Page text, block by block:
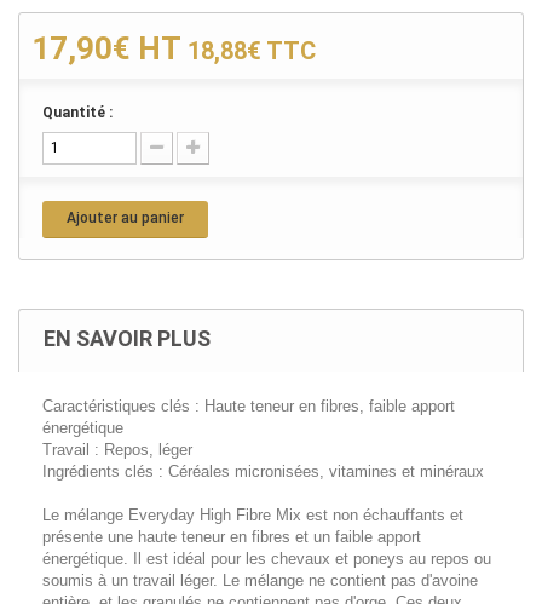
17,90€ HT 18,88€ TTC
Quantité :
Ajouter au panier
EN SAVOIR PLUS
Caractéristiques clés : Haute teneur en fibres, faible apport
énergétique
Travail : Repos, léger
Ingrédients clés : Céréales micronisées, vitamines et minéraux
Le mélange Everyday High Fibre Mix est non échauffants et
présente une haute teneur en fibres et un faible apport
énergétique. Il est idéal pour les chevaux et poneys au repos ou
soumis à un travail léger. Le mélange ne contient pas d'avoine